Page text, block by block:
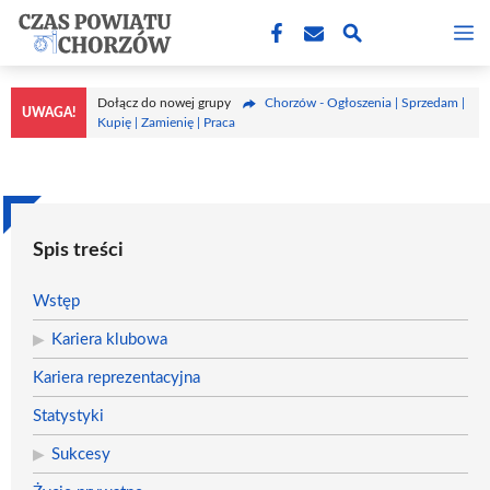
Przejdź
treści
UWAGA!
Dołącz do nowej grupy
Chorzów - Ogłoszenia | Sprzedam |
Kupię | Zamienię | Praca
Spis treści
Wstęp
Kariera klubowa
Kariera reprezentacyjna
Statystyki
Sukcesy